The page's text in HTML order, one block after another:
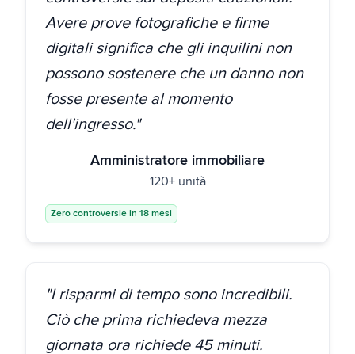
Avere prove fotografiche e firme
digitali significa che gli inquilini non
possono sostenere che un danno non
fosse presente al momento
dell'ingresso."
Amministratore immobiliare
120+ unità
Zero controversie in 18 mesi
"I risparmi di tempo sono incredibili.
Ciò che prima richiedeva mezza
giornata ora richiede 45 minuti.